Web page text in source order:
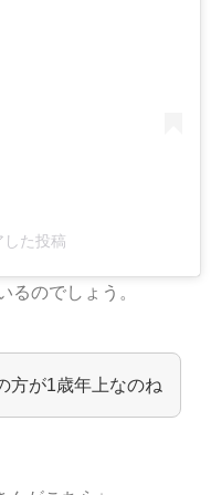
た投稿
るのでしょう。
方が1歳年上なのね